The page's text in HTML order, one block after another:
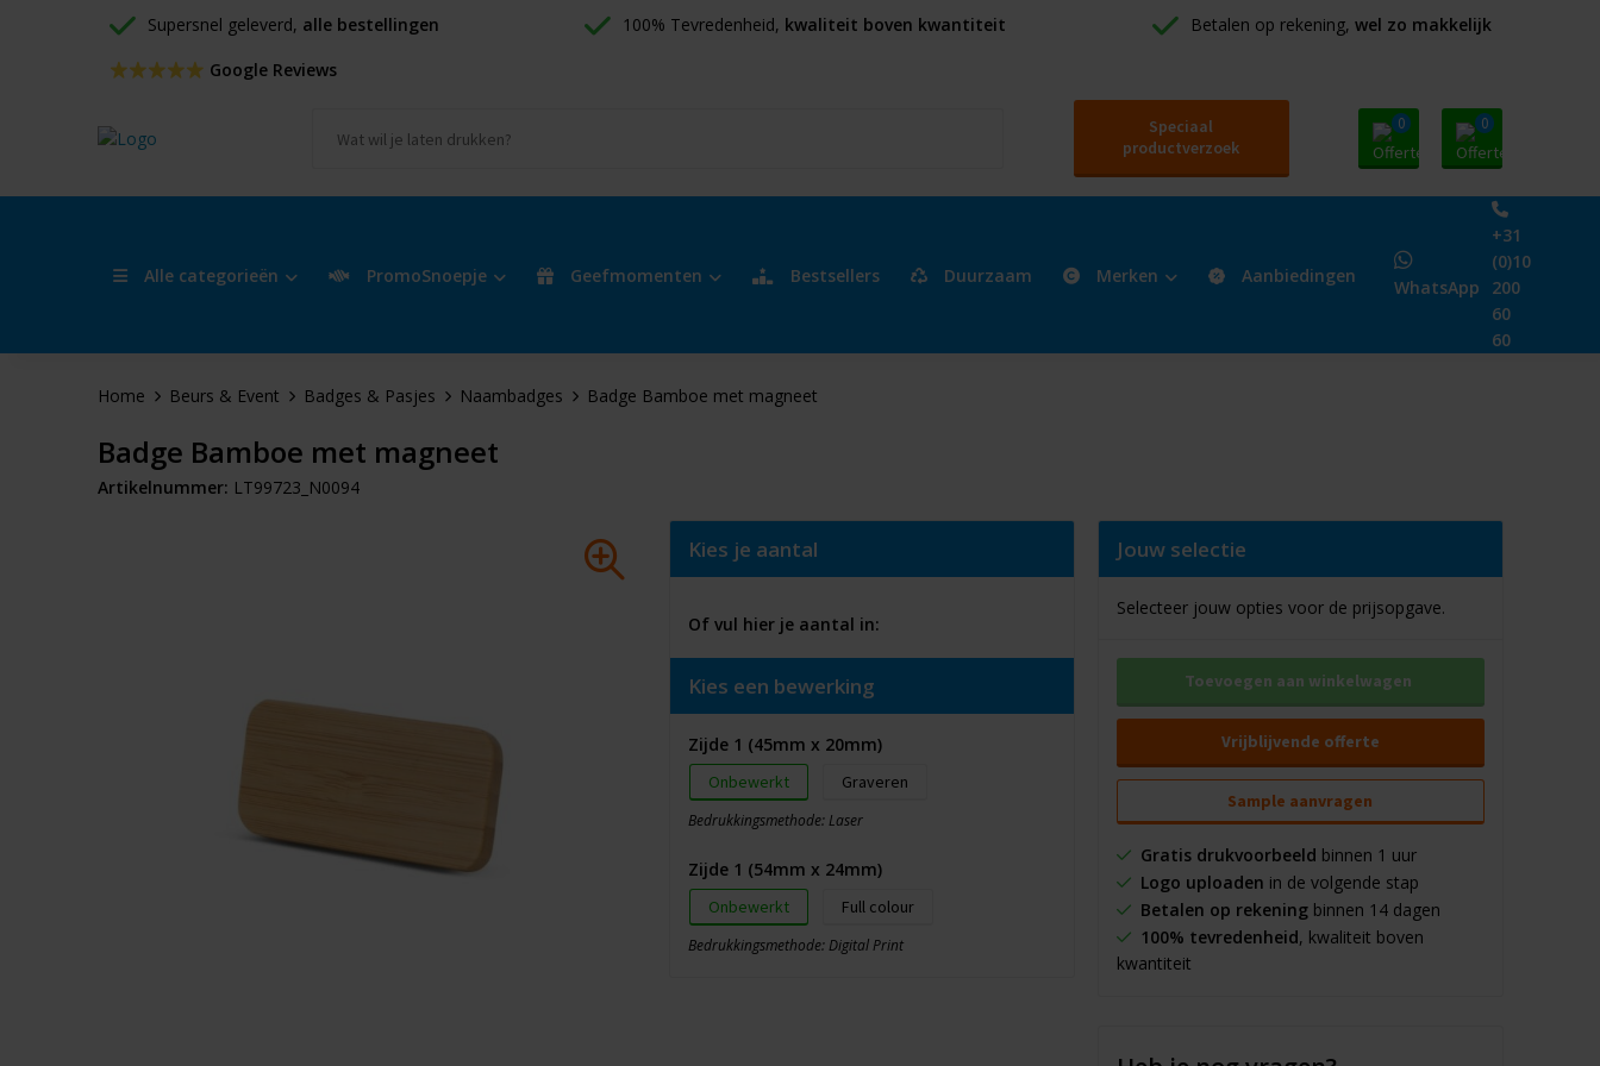
Supersnel geleverd, alle bestellingen 100% Tevredenheid, kwaliteit boven kwantiteit Betalen op rekening, wel zo makkelijk
Google Reviews
Speciaal
productverzoek
0 0
Alle categorieën PromoSnoepje Geefmomenten Bestsellers Duurzaam Merken Aanbiedingen
WhatsApp
+31
(0)10
200
60
60
Home Beurs & Event Badges & Pasjes Naambadges Badge Bamboe met magneet
Badge Bamboe met magneet
Artikelnummer: LT99723_N0094
Kies je aantal
Of vul hier je aantal in:
Kies een bewerking
Zijde 1 (45mm x 20mm)
Onbewerkt Graveren
Bedrukkingsmethode: Laser
Zijde 1 (54mm x 24mm)
Onbewerkt Full colour
Bedrukkingsmethode: Digital Print
Jouw selectie
Selecteer jouw opties voor de prijsopgave.
Toevoegen aan winkelwagen
Vrijblijvende offerte
Sample aanvragen
Gratis drukvoorbeeld binnen 1 uur
Logo uploaden in de volgende stap
Betalen op rekeningbinnen 14 dagen
100% tevredenheid, kwaliteit boven
kwantiteit